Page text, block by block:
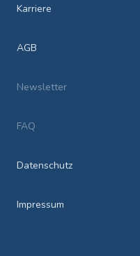
Karriere
AGB
Newsletter
FAQ
Datenschutz
Impressum